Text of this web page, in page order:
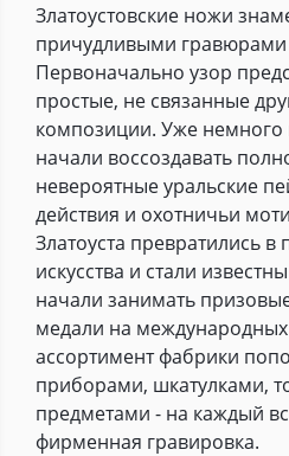
Златоустовские ножи
причудливыми гравюрами
Первоначально узор
простые, не связанные
композиции. Уже немного
начали воссоздавать
невероятные уральские
действия и охотничьи
Златоуста превратились в
искусства и стали
начали занимать
медали на международных
ассортимент фабрики
приборами, шкатулками,
предметами - на каждый
фирменная гравировка.